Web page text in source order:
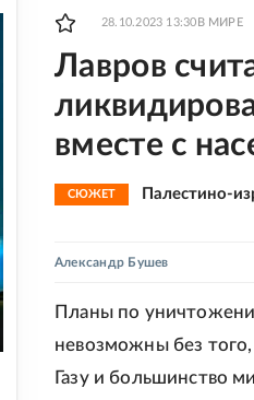
28.10.2023 13:30 В МИРЕ
Лавров
вместе с
СЮЖЕТ Палестино-
Александр Бушев
Планы по
невозможны без
Газу и большинство